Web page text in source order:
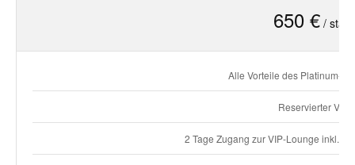
650 € / statt
Alle Vorteile des Platinum-
Reservierter VIP-
2 Tage Zugang zur VIP-Lounge inkl.